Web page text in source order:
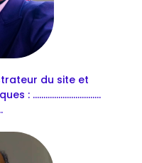
du site et
................................